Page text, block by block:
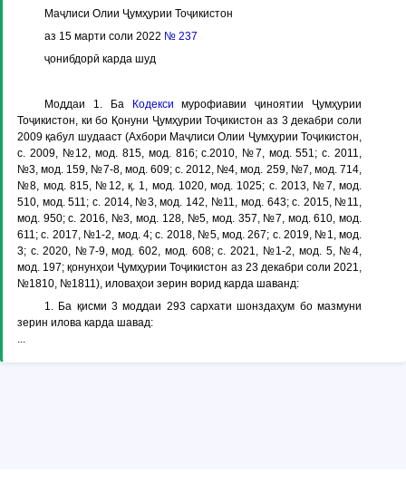
Маҷлиси Олии Ҷумҳурии Тоҷикистон
аз 15 марти соли 2022 № 237
ҷонибдорӣ карда шуд
Моддаи 1. Ба Кодекси мурофиавии ҷиноятии Ҷумҳурии
Тоҷикистон, ки бо Қонуни Ҷумҳурии Тоҷикистон аз 3 декабри соли
2009 қабул шудааст (Ахбори Маҷлиси Олии Ҷумҳурии Тоҷикистон,
с. 2009, №12, мод. 815, мод. 816; с.2010, №7, мод. 551; с. 2011,
№3, мод. 159, №7-8, мод. 609; с. 2012, №4, мод. 259, №7, мод. 714,
№8, мод. 815, №12, қ. 1, мод. 1020, мод. 1025; с. 2013, №7, мод.
510, мод. 511; с. 2014, №3, мод. 142, №11, мод. 643; с. 2015, №11,
мод. 950; с. 2016, №3, мод. 128, №5, мод. 357, №7, мод. 610, мод.
611; с. 2017, №1-2, мод. 4; с. 2018, №5, мод. 267; с. 2019, №1, мод.
3; с. 2020, №7-9, мод. 602, мод. 608; с. 2021, №1-2, мод. 5, №4,
мод. 197; қонунҳои Ҷумҳурии Тоҷикистон аз 23 декабри соли 2021,
№1810, №1811), иловаҳои зерин ворид карда шаванд:
1. Ба қисми 3 моддаи 293 сархати шонздаҳум бо мазмуни
зерин илова карда шавад:
...